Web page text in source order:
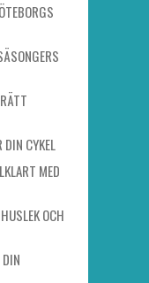
DIN CYKEL
MED
OCH